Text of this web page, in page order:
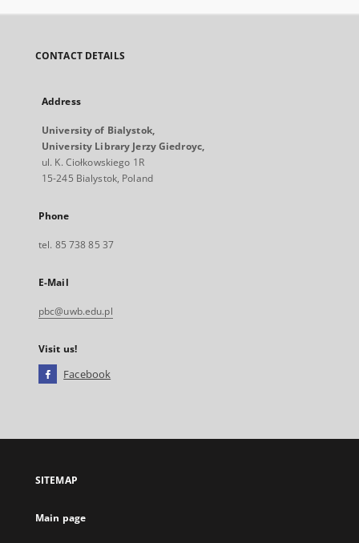
CONTACT DETAILS
Address
University of Bialystok,
University Library Jerzy Giedroyc,
ul. K. Ciołkowskiego 1R
15-245 Bialystok, Poland
Phone
tel. 85 738 85 37
E-Mail
pbc@uwb.edu.pl
Visit us!
Facebook
open
new
SITEMAP
Main page